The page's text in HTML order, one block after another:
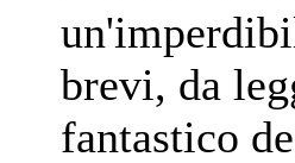
brevi, da
fantastico